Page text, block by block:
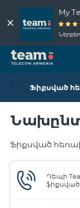
My
Ֆիքսված
Ֆիքսված
Դեպի